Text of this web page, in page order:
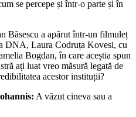
se percepe și într-o parte și în
Băsescu a apărut într-un filmuleț
DNA, Laura Codruța Kovesi, cu
Bogdan, în care aceștia spun
ați luat vreo măsură legată de
acestor instituții?
A văzut cineva sau a